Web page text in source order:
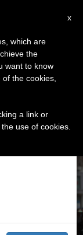
×
la pausa
de verano
el
x
which are
the
want to know
the cookies,
a link or
use of cookies.